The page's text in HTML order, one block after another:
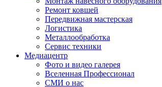
Ремонт ковшей
Передвижная мастерская
Логистика
Металлообработка
Сервис техники
Медиацентр
Фото и видео галерея
Вселенная Профессионал
СМИ о нас